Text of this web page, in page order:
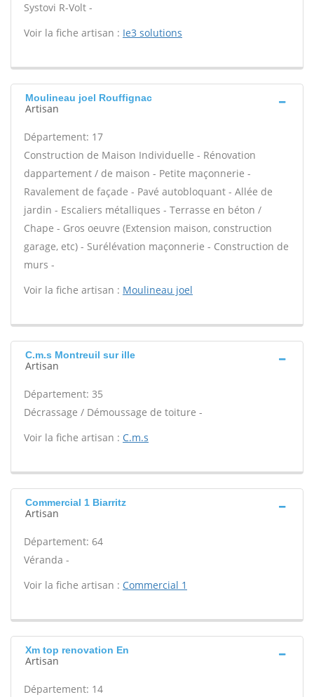
Systovi R-Volt -
Voir la fiche artisan : Ie3 solutions
Moulineau joel Rouffignac
Artisan
Département: 17
Construction de Maison Individuelle - Rénovation
dappartement / de maison - Petite maçonnerie -
Ravalement de façade - Pavé autobloquant - Allée de
jardin - Escaliers métalliques - Terrasse en béton /
Chape - Gros oeuvre (Extension maison, construction
garage, etc) - Surélévation maçonnerie - Construction de
murs -
Voir la fiche artisan : Moulineau joel
C.m.s Montreuil sur ille
Artisan
Département: 35
Décrassage / Démoussage de toiture -
Voir la fiche artisan : C.m.s
Commercial 1 Biarritz
Artisan
Département: 64
Véranda -
Voir la fiche artisan : Commercial 1
Xm top renovation En
Artisan
Département: 14